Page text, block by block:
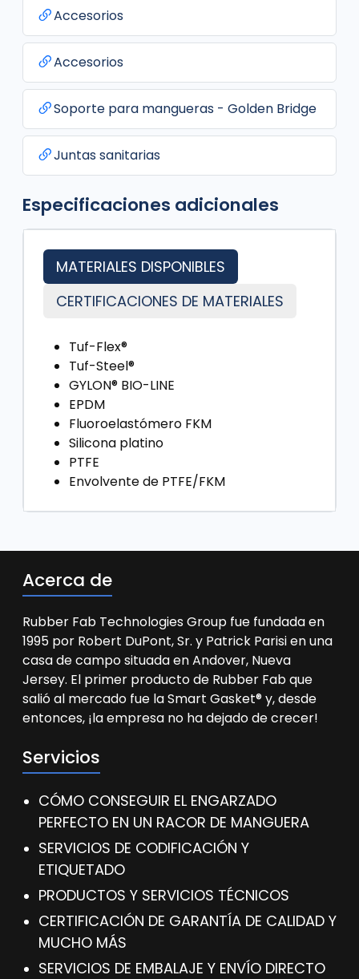
Accesorios
Accesorios
Soporte para mangueras - Golden Bridge
Juntas sanitarias
Especificaciones adicionales
MATERIALES DISPONIBLES
CERTIFICACIONES DE MATERIALES
Tuf-Flex®
Tuf-Steel®
GYLON® BIO-LINE
EPDM
Fluoroelastómero FKM
Silicona platino
PTFE
Envolvente de PTFE/FKM
Acerca de
Rubber Fab Technologies Group fue fundada en
1995 por Robert DuPont, Sr. y Patrick Parisi en una
casa de campo situada en Andover, Nueva
Jersey. El primer producto de Rubber Fab que
salió al mercado fue la Smart Gasket® y, desde
entonces, ¡la empresa no ha dejado de crecer!
Servicios
CÓMO CONSEGUIR EL ENGARZADO
PERFECTO EN UN RACOR DE MANGUERA
SERVICIOS DE CODIFICACIÓN Y
ETIQUETADO
PRODUCTOS Y SERVICIOS TÉCNICOS
CERTIFICACIÓN DE GARANTÍA DE CALIDAD Y
MUCHO MÁS
SERVICIOS DE EMBALAJE Y ENVÍO DIRECTO